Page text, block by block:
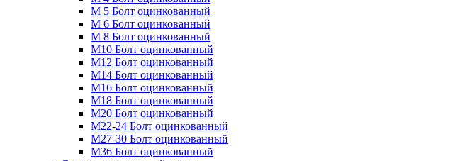
М 5 Болт оцинкованный
М 6 Болт оцинкованный
М 8 Болт оцинкованный
М10 Болт оцинкованный
М12 Болт оцинкованный
М14 Болт оцинкованный
М16 Болт оцинкованный
М18 Болт оцинкованный
М20 Болт оцинкованный
М22-24 Болт оцинкованный
М27-30 Болт оцинкованный
М36 Болт оцинкованный